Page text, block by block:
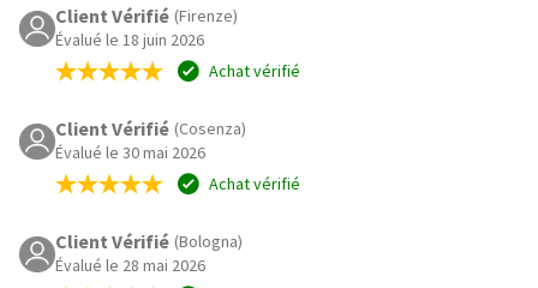
Client Vérifié (Firenze)
Évalué le 18 juin 2026
Achat vérifié
Client Vérifié (Cosenza)
Évalué le 30 mai 2026
Achat vérifié
Client Vérifié (Bologna)
Évalué le 28 mai 2026